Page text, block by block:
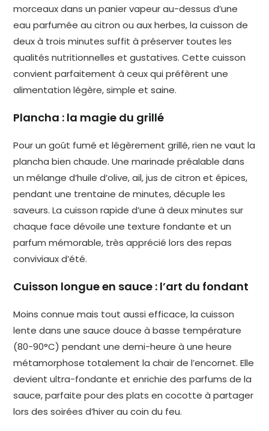
morceaux dans un panier vapeur au-dessus d’une
eau parfumée au citron ou aux herbes, la cuisson de
deux à trois minutes suffit à préserver toutes les
qualités nutritionnelles et gustatives. Cette cuisson
convient parfaitement à ceux qui préfèrent une
alimentation légère, simple et saine.
Plancha : la magie du grillé
Pour un goût fumé et légèrement grillé, rien ne vaut la
plancha bien chaude. Une marinade préalable dans
un mélange d’huile d’olive, ail, jus de citron et épices,
pendant une trentaine de minutes, décuple les
saveurs. La cuisson rapide d’une à deux minutes sur
chaque face dévoile une texture fondante et un
parfum mémorable, très apprécié lors des repas
conviviaux d’été.
Cuisson longue en sauce : l’art du fondant
Moins connue mais tout aussi efficace, la cuisson
lente dans une sauce douce à basse température
(80-90°C) pendant une demi-heure à une heure
métamorphose totalement la chair de l’encornet. Elle
devient ultra-fondante et enrichie des parfums de la
sauce, parfaite pour des plats en cocotte à partager
lors des soirées d’hiver au coin du feu.